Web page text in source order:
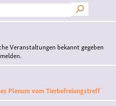
Veranstaltungen bekannt gegeben
Plenum vom Tierbefreiungstreff